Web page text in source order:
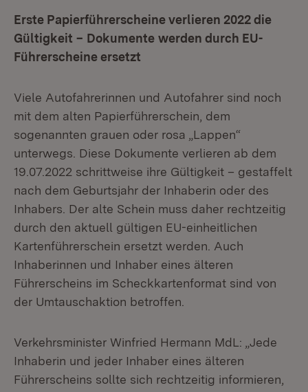
Erste Papierführerscheine verlieren 2022 die
Gültigkeit – Dokumente werden durch EU-
Führerscheine ersetzt
Viele Autofahrerinnen und Autofahrer sind noch
mit dem alten Papierführerschein, dem
sogenannten grauen oder rosa „Lappen“
unterwegs. Diese Dokumente verlieren ab dem
19.07.2022 schrittweise ihre Gültigkeit – gestaffelt
nach dem Geburtsjahr der Inhaberin oder des
Inhabers. Der alte Schein muss daher rechtzeitig
durch den aktuell gültigen EU-einheitlichen
Kartenführerschein ersetzt werden. Auch
Inhaberinnen und Inhaber eines älteren
Führerscheins im Scheckkartenformat sind von
der Umtauschaktion betroffen.
Verkehrsminister Winfried Hermann MdL: „Jede
Inhaberin und jeder Inhaber eines älteren
Führerscheins sollte sich rechtzeitig informieren,